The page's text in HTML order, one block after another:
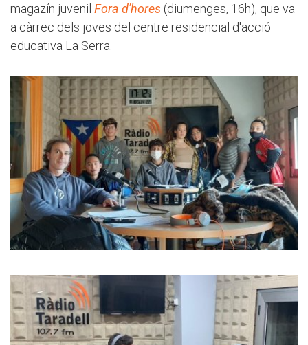
magazín juvenil Fora d'hores (diumenges, 16h), que va
a càrrec dels joves del centre residencial d'acció
educativa La Serra.